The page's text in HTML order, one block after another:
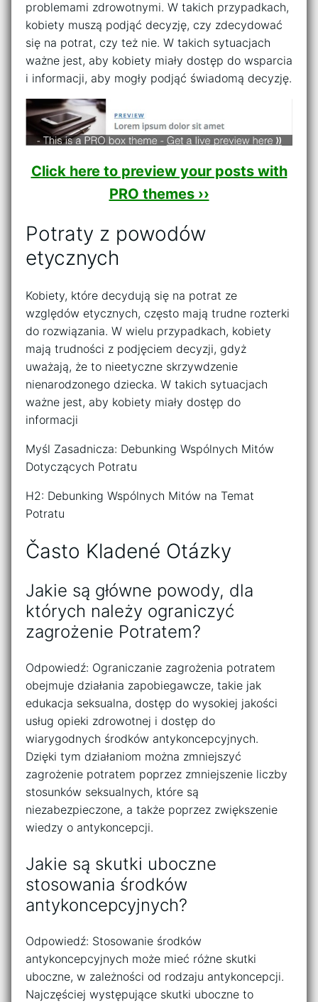
problemami zdrowotnymi. W takich przypadkach,
kobiety muszą podjąć decyzję, czy zdecydować
się na potrat, czy też nie. W takich sytuacjach
ważne jest, aby kobiety miały dostęp do wsparcia
i informacji, aby mogły podjąć świadomą decyzję.
Click here to preview your posts with
PRO themes ››
Potraty z powodów
etycznych
Kobiety, które decydują się na potrat ze
względów etycznych, często mają trudne rozterki
do rozwiązania. W wielu przypadkach, kobiety
mają trudności z podjęciem decyzji, gdyż
uważają, że to nieetyczne skrzywdzenie
nienarodzonego dziecka. W takich sytuacjach
ważne jest, aby kobiety miały dostęp do
informacji
Myśl Zasadnicza: Debunking Wspólnych Mitów
Dotyczących Potratu
H2: Debunking Wspólnych Mitów na Temat
Potratu
Často Kladené Otázky
Jakie są główne powody, dla
których należy ograniczyć
zagrożenie Potratem?
Odpowiedź: Ograniczanie zagrożenia potratem
obejmuje działania zapobiegawcze, takie jak
edukacja seksualna, dostęp do wysokiej jakości
usług opieki zdrowotnej i dostęp do
wiarygodnych środków antykoncepcyjnych.
Dzięki tym działaniom można zmniejszyć
zagrożenie potratem poprzez zmniejszenie liczby
stosunków seksualnych, które są
niezabezpieczone, a także poprzez zwiększenie
wiedzy o antykoncepcji.
Jakie są skutki uboczne
stosowania środków
antykoncepcyjnych?
Odpowiedź: Stosowanie środków
antykoncepcyjnych może mieć różne skutki
uboczne, w zależności od rodzaju antykoncepcji.
Najczęściej występujące skutki uboczne to